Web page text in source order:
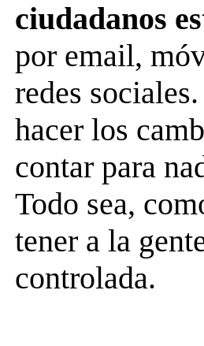
ciudadanos
por email,
redes
hacer los
contar para
Todo sea,
tener a la
controlada.